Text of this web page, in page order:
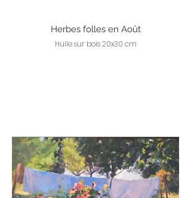
Herbes folles en Août
Huile sur bois 20x30 cm